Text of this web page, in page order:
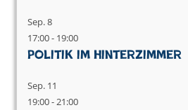
Sep.8
17:00- 19:00
Politik im Hinterzimmer
Sep. 11
19:00-21:00